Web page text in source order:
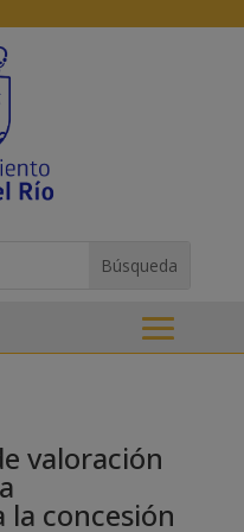
valoración
concesión